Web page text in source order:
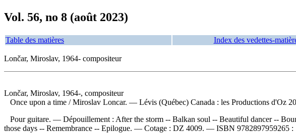
Vol. 56, no 8 (août 2023)
Table des matières Index des vedettes-
Lončar, Miroslav, 1964- compositeur
Lončar, Miroslav, 1964-, compositeur
Once upon a time / Miroslav Loncar. — Lévis (Québec) Canada : les Productions d'Oz
Pour guitare. — Dépouillement : After the storm -- Balkan soul -- Beautiful dancer --
those days -- Remembrance -- Epilogue. — Cotage : DZ 4009. — ISBN 9782897959265 :